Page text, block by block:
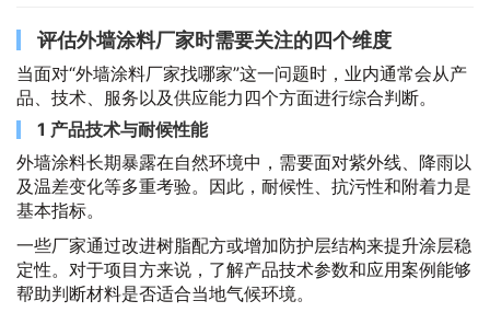
评估外墙涂料厂家时需要关注的四个维度
当面对“外墙涂料厂家找哪家”这一问题时，业内通常会从产
品、技术、服务以及供应能力四个方面进行综合判断。
1 产品技术与耐候性能
外墙涂料长期暴露在自然环境中，需要面对紫外线、降雨以
及温差变化等多重考验。因此，耐候性、抗污性和附着力是
基本指标。
一些厂家通过改进树脂配方或增加防护层结构来提升涂层稳
定性。对于项目方来说，了解产品技术参数和应用案例能够
帮助判断材料是否适合当地气候环境。